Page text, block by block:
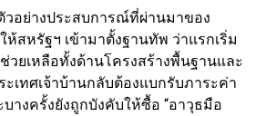
วอย่างประสบการณ์ที่ผ่านมาของ
ห้สหรัฐฯ เข้ามาตั้งฐานทัพ ว่าแรกเริ่ม
วยเหลือทั้งด้านโครงสร้างพื้นฐานและ
เทศเจ้าบ้านกลับต้องแบกรับภาระค่า
างครั้งยังถูกบังคับให้ซื้อ “อาวุธมือ